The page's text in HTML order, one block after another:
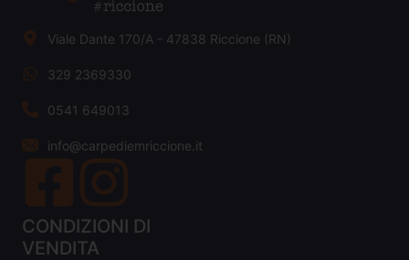
Viale Dante 170/A - 47838 Riccione (RN)
329 2369330
0541 649013
info@carpediemriccione.it
CONDIZIONI DI
VENDITA